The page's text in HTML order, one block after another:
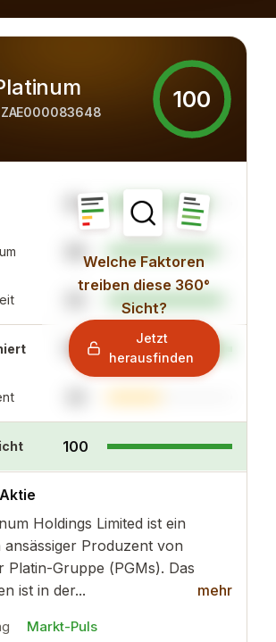
ZAE000083648 100
83
88
100
100
Welche Faktoren
treiben diese 360°
Sicht?
Jetzt
herausfinden
Holdings Limited ist ein
ansässiger Produzent von
Platin-Gruppe (PGMs). Das
ist in der...
mehr
Markt-Puls